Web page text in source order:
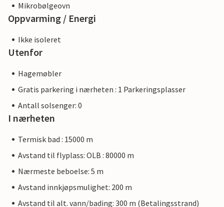
Mikrobølgeovn
Oppvarming / Energi
Ikke isoleret
Utenfor
Hagemøbler
Gratis parkering i nærheten : 1 Parkeringsplasser
Antall solsenger: 0
I nærheten
Termisk bad : 15000 m
Avstand til flyplass: OLB : 80000 m
Nærmeste beboelse: 5 m
Avstand innkjøpsmulighet: 200 m
Avstand til alt. vann/bading: 300 m (Betalingsstrand)